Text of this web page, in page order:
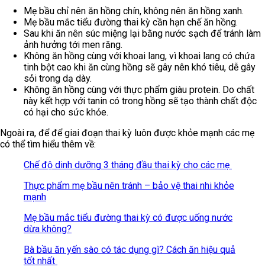
Mẹ bầu chỉ nên ăn hồng chín, không nên ăn hồng xanh.
Mẹ bầu mắc tiểu đường thai kỳ cần hạn chế ăn hồng.
Sau khi ăn nên súc miệng lại bằng nước sạch để tránh làm
ảnh hưởng tới men răng.
Không ăn hồng cùng với khoai lang, vì khoai lang có chứa
tinh bột cao khi ăn cùng hồng sẽ gây nên khó tiêu, dễ gây
sỏi trong dạ dày.
Không ăn hồng cùng với thực phẩm giàu protein. Do chất
này kết hợp với tanin có trong hồng sẽ tạo thành chất độc
có hại cho sức khỏe.
Ngoài ra, để để giai đoạn thai kỳ luôn được khỏe mạnh các mẹ
có thể tìm hiểu thêm về:
Chế độ dinh dưỡng 3 tháng đầu thai kỳ cho các mẹ
Thực phẩm mẹ bầu nên tránh – bảo vệ thai nhi khỏe
mạnh
Mẹ bầu mắc tiểu đường thai kỳ có được uống nước
dừa không?
Bà bầu ăn yến sào có tác dụng gì? Cách ăn hiệu quả
tốt nhất